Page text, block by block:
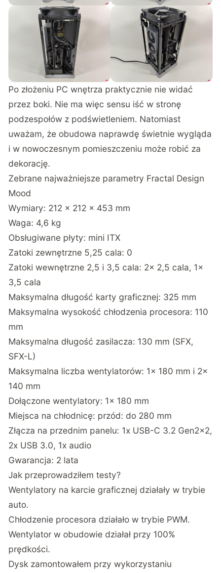
Po złożeniu PC wnętrza praktycznie nie widać
przez boki. Nie ma więc sensu iść w stronę
podzespołów z podświetleniem. Natomiast
uważam, że obudowa naprawdę świetnie wygląda
i w nowoczesnym pomieszczeniu może robić za
dekorację.
Zebrane najważniejsze parametry Fractal Design
Mood
Wymiary: 212 x 212 x 453 mm
Waga: 4,6 kg
Obsługiwane płyty: mini ITX
Zatoki zewnętrzne 5,25 cala: 0
Zatoki wewnętrzne 2,5 i 3,5 cala: 2x 2,5 cala, 1x
3,5 cala
Maksymalna długość karty graficznej: 325 mm
Maksymalna wysokość chłodzenia procesora: 110
mm
Maksymalna długość zasilacza: 130 mm (SFX,
SFX-L)
Maksymalna liczba wentylatorów: 1x 180 mm i 2x
140 mm
Dołączone wentylatory: 1x 180 mm
Miejsca na chłodnicę: przód: do 280 mm
Złącza na przednim panelu: 1x USB-C 3.2 Gen2x2,
2x USB 3.0, 1x audio
Gwarancja: 2 lata
Jak przeprowadziłem testy?
Wentylatory na karcie graficznej działały w trybie
auto.
Chłodzenie procesora działało w trybie PWM.
Wentylator w obudowie działał przy 100%
prędkości.
Dysk zamontowałem przy wykorzystaniu